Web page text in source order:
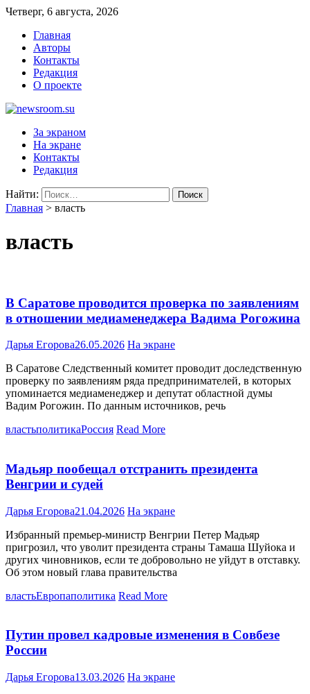
Четверг, 6 августа, 2026
Главная
Авторы
Контакты
Редакция
О проекте
newsroom.su
Новости о новостях
За экраном
На экране
Контакты
Редакция
Найти:
Главная > власть
власть
В Саратове проводится проверка по заявлениям
в отношении медиаменеджера Вадима Рогожина
Дарья Егорова26.05.2026 На экране
В Саратове Следственный комитет проводит доследственную
проверку по заявлениям ряда предпринимателей, в которых
упоминается медиаменеджер и депутат областной думы
Вадим Рогожин. По данным источников, речь
властьполитикаРоссия Read More
Мадьяр пообещал отстранить президента
Венгрии и судей
Дарья Егорова21.04.2026 На экране
Избранный премьер-министр Венгрии Петер Мадьяр
пригрозил, что уволит президента страны Тамаша Шуйока и
других чиновников, если те добровольно не уйдут в отставку.
Об этом новый глава правительства
властьЕвропаполитика Read More
Путин провел кадровые изменения в Совбезе
России
Дарья Егорова13.03.2026 На экране